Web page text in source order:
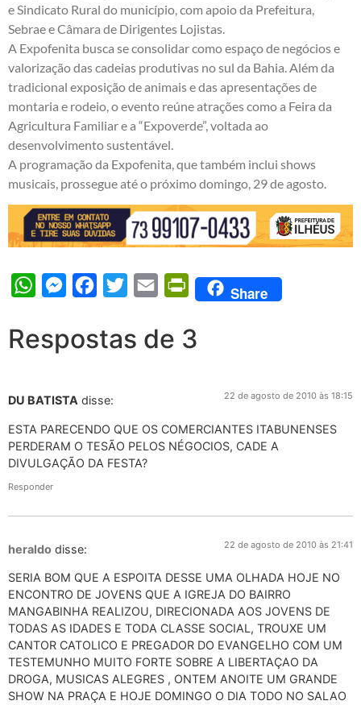
e Sindicato Rural do município, com apoio da Prefeitura,
Sebrae e Câmara de Dirigentes Lojistas.
A Expofenita busca se consolidar como espaço de negócios e
valorização das cadeias produtivas no sul da Bahia. Além da
tradicional exposição de animais e das apresentações de
montaria e rodeio, o evento reúne atrações como a Feira da
Agricultura Familiar e a “Expoverde”, voltada ao
desenvolvimento sustentável.
A programação da Expofenita, que também inclui shows
musicais, prossegue até o próximo domingo, 29 de agosto.
WhatsAppMessengerFacebook
Twitter Email PrintFriendly
Share
Respostas de 3
DU BATISTA disse: 22 de agosto de 2010 às 18:15
ESTA PARECENDO QUE OS COMERCIANTES ITABUNENSES
PERDERAM O TESÃO PELOS NÉGOCIOS, CADE A
DIVULGAÇÃO DA FESTA?
Responder
heraldo disse: 22 de agosto de 2010 às 21:41
SERIA BOM QUE A ESPOITA DESSE UMA OLHADA HOJE NO
ENCONTRO DE JOVENS QUE A IGREJA DO BAIRRO
MANGABINHA REALIZOU, DIRECIONADA AOS JOVENS DE
TODAS AS IDADES E TODA CLASSE SOCIAL, TROUXE UM
CANTOR CATOLICO E PREGADOR DO EVANGELHO COM UM
TESTEMUNHO MUITO FORTE SOBRE A LIBERTAÇAO DA
DROGA, MUSICAS ALEGRES , ONTEM ANOITE UM GRANDE
SHOW NA PRAÇA E HOJE DOMINGO O DIA TODO NO SALAO